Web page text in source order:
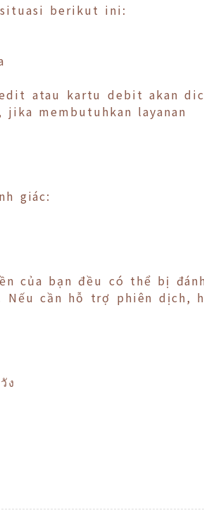
situasi berikut ini:
atau kartu debit akan
membutuhkan layanan
giác:
của bạn đều có thể bị
cần hỗ trợ phiên dịch,
ง